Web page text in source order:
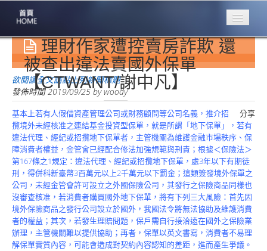
專業豐林
Professional
保險大家談
1386集
台灣商業保險
第一品牌
關於豐林
About
服務項目
Service
火災保額
估算系統
理財作家遭控賣房詐欺 還
被查出違法賣國外保單
【CTWANT/謝中凡】
欲閱讀全文請點上列新聞標題
發佈時間2019/09/25bywoody
分享
基本上若有人假借資產管理公司或財務顧問等公司名義，推介招
攬境外未經核准之連結基金投資型保單，就是所謂「地下保單」，若有
違法代理、經紀或招攬地下保單者，主管機關為維護金融市場秩序、保
障消費者權益，金管會已經配合修法加強規範與刑責；根據＜保險法＞
第167條之1規定：違法代理、經紀或招攬地下保單，處3年以下有期徒
刑，得併科新臺幣3百萬元以上2千萬元以下罰金； 這類簽發境外保單之
公司，未經金管會許可設立之外國保險公司，其發行之保險商品同樣也
沒審查核准，若消費者購買國外地下保單，將有下列三大風險：首先因
境外保險商品之發行公司設立於國外，我國法令將無法協助及維護消費
者的權益；其次，若發生理賠問題，保戶需自行接洽遠在國外之保險業
辦理，主管機關難以提供協助；再者，保單以英文書寫，消費者不易理
解保單實質內容，可能會造成對契約內容認知的差距，進而產生爭議。